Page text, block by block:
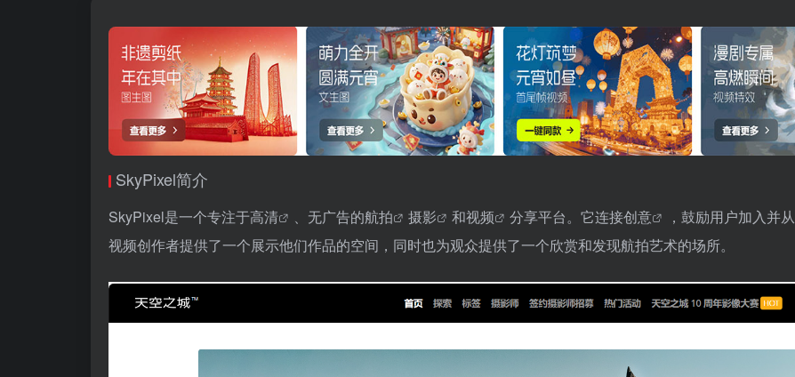
SkyPixel简介
SkyPixel是一个专注于高清 、无广告的航拍 摄影 和视频 分享平台。它连接创意
，鼓励用户加入并
视频创作者提供了一个展示他们作品的空间，同时也为观众提供了一个欣赏和发现航拍艺术的场所。